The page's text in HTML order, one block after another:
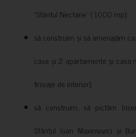
”Sfântul Nectarie” ( 1000 mp);
să construim și să amenajăm
case și 2 apartamente și casa
finisaje de interior);
să construim, să pictăm
Sfântul Ioan Maximovici și